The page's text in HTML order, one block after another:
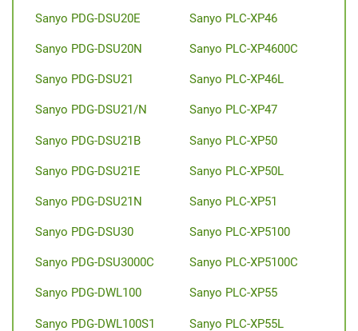
Sanyo PDG-DSU20E
Sanyo PDG-DSU20N
Sanyo PDG-DSU21
Sanyo PDG-DSU21/N
Sanyo PDG-DSU21B
Sanyo PDG-DSU21E
Sanyo PDG-DSU21N
Sanyo PDG-DSU30
Sanyo PDG-DSU3000C
Sanyo PDG-DWL100
Sanyo PDG-DWL100S1
Sanyo PLC-XP46
Sanyo PLC-XP4600C
Sanyo PLC-XP46L
Sanyo PLC-XP47
Sanyo PLC-XP50
Sanyo PLC-XP50L
Sanyo PLC-XP51
Sanyo PLC-XP5100
Sanyo PLC-XP5100C
Sanyo PLC-XP55
Sanyo PLC-XP55L